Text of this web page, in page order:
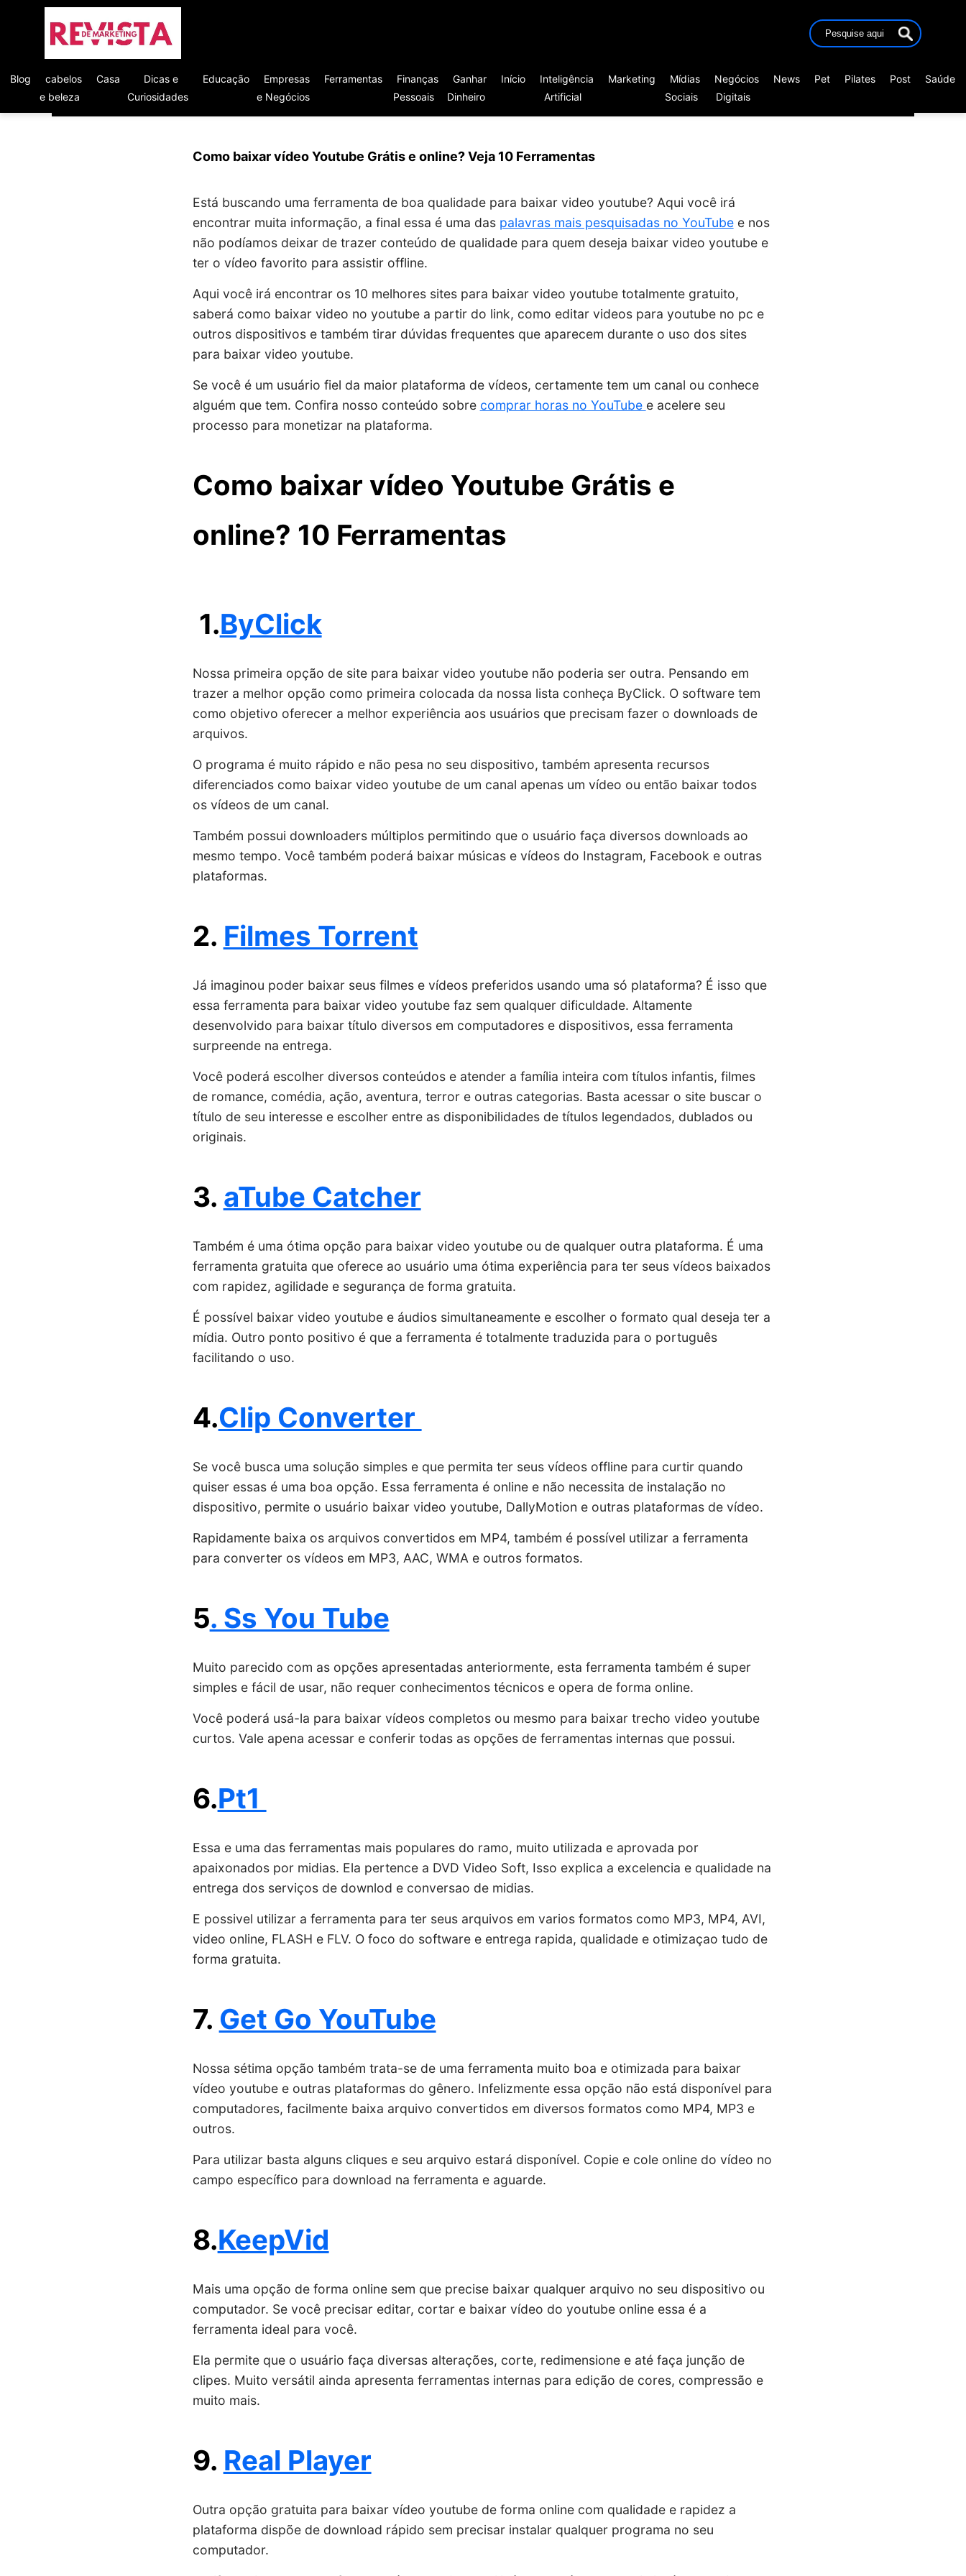
Blog
cabelos
e beleza
Casa
Dicas e
Curiosidades
Educação
Empresas
e Negócios
Ferramentas
Finanças
Pessoais
Ganhar
Dinheiro
Início
Inteligência
Artificial
Marketing
Mídias
Sociais
Negócios
Digitais
News Pet Pilates Post Saúde
Como baixar vídeo Youtube Grátis e online? Veja 10 Ferramentas
Está buscando uma ferramenta de boa qualidade para baixar video youtube? Aqui você irá
encontrar muita informação, a final essa é uma das palavras mais pesquisadas no YouTubee nos
não podíamos deixar de trazer conteúdo de qualidade para quem deseja baixar video youtube e
ter o vídeo favorito para assistir offline.
Aqui você irá encontrar os 10 melhores sites para baixar video youtube totalmente gratuito,
saberá como baixar video no youtube a partir do link, como editar videos para youtube no pc e
outros dispositivos e também tirar dúvidas frequentes que aparecem durante o uso dos sites
para baixar video youtube.
Se você é um usuário fiel da maior plataforma de vídeos, certamente tem um canal ou conhece
alguém que tem. Confira nosso conteúdo sobre comprar horas no YouTube e acelere seu
processo para monetizar na plataforma.
Como baixar vídeo Youtube Grátis e
online? 10 Ferramentas
1.ByClick
Nossa primeira opção de site para baixar video youtube não poderia ser outra. Pensando em
trazer a melhor opção como primeira colocada da nossa lista conheça ByClick. O software tem
como objetivo oferecer a melhor experiência aos usuários que precisam fazer o downloads de
arquivos.
O programa é muito rápido e não pesa no seu dispositivo, também apresenta recursos
diferenciados como baixar video youtube de um canal apenas um vídeo ou então baixar todos
os vídeos de um canal.
Também possui downloaders múltiplos permitindo que o usuário faça diversos downloads ao
mesmo tempo. Você também poderá baixar músicas e vídeos do Instagram, Facebook e outras
plataformas.
2. Filmes Torrent
Já imaginou poder baixar seus filmes e vídeos preferidos usando uma só plataforma? É isso que
essa ferramenta para baixar video youtube faz sem qualquer dificuldade. Altamente
desenvolvido para baixar título diversos em computadores e dispositivos, essa ferramenta
surpreende na entrega.
Você poderá escolher diversos conteúdos e atender a família inteira com títulos infantis, filmes
de romance, comédia, ação, aventura, terror e outras categorias. Basta acessar o site buscar o
título de seu interesse e escolher entre as disponibilidades de títulos legendados, dublados ou
originais.
3. aTube Catcher
Também é uma ótima opção para baixar video youtube ou de qualquer outra plataforma. É uma
ferramenta gratuita que oferece ao usuário uma ótima experiência para ter seus vídeos baixados
com rapidez, agilidade e segurança de forma gratuita.
É possível baixar video youtube e áudios simultaneamente e escolher o formato qual deseja ter a
mídia. Outro ponto positivo é que a ferramenta é totalmente traduzida para o português
facilitando o uso.
4.Clip Converter
Se você busca uma solução simples e que permita ter seus vídeos offline para curtir quando
quiser essas é uma boa opção. Essa ferramenta é online e não necessita de instalação no
dispositivo, permite o usuário baixar video youtube, DallyMotion e outras plataformas de vídeo.
Rapidamente baixa os arquivos convertidos em MP4, também é possível utilizar a ferramenta
para converter os vídeos em MP3, AAC, WMA e outros formatos.
5. Ss You Tube
Muito parecido com as opções apresentadas anteriormente, esta ferramenta também é super
simples e fácil de usar, não requer conhecimentos técnicos e opera de forma online.
Você poderá usá-la para baixar vídeos completos ou mesmo para baixar trecho video youtube
curtos. Vale apena acessar e conferir todas as opções de ferramentas internas que possui.
6.Pt1
Essa e uma das ferramentas mais populares do ramo, muito utilizada e aprovada por
apaixonados por midias. Ela pertence a DVD Video Soft, Isso explica a excelencia e qualidade na
entrega dos serviços de downlod e conversao de midias.
E possivel utilizar a ferramenta para ter seus arquivos em varios formatos como MP3, MP4, AVI,
video online, FLASH e FLV. O foco do software e entrega rapida, qualidade e otimizaçao tudo de
forma gratuita.
7. Get Go YouTube
Nossa sétima opção também trata-se de uma ferramenta muito boa e otimizada para baixar
vídeo youtube e outras plataformas do gênero. Infelizmente essa opção não está disponível para
computadores, facilmente baixa arquivo convertidos em diversos formatos como MP4, MP3 e
outros.
Para utilizar basta alguns cliques e seu arquivo estará disponível. Copie e cole online do vídeo no
campo específico para download na ferramenta e aguarde.
8.KeepVid
Mais uma opção de forma online sem que precise baixar qualquer arquivo no seu dispositivo ou
computador. Se você precisar editar, cortar e baixar vídeo do youtube online essa é a
ferramenta ideal para você.
Ela permite que o usuário faça diversas alterações, corte, redimensione e até faça junção de
clipes. Muito versátil ainda apresenta ferramentas internas para edição de cores, compressão e
muito mais.
9. Real Player
Outra opção gratuita para baixar vídeo youtube de forma online com qualidade e rapidez a
plataforma dispõe de download rápido sem precisar instalar qualquer programa no seu
computador.